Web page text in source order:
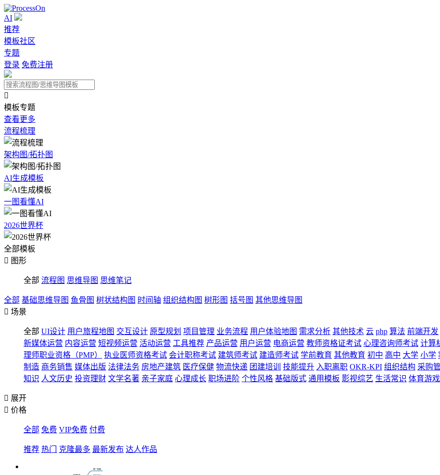
AI
推荐
模板社区
专题
登录 免费注册

模板专题
查看更多
流程梳理
架构图/拓扑图
AI生成模板
一图看懂AI
2026世界杯
全部模板
 图形
全部 流程图 思维导图 思维笔记
全部 基础思维导图 鱼骨图 树状结构图 时间轴 组织结构图 树形图 括号图 其他思维导图
 场景
全部 UI设计 用户旅程地图 交互设计 原型规划 项目管理 业务流程 用户体验地图 需求分析 其他技术 云 php 算法 前端开发
新媒体运营 内容运营 短视频运营 活动运营 工具推荐 产品运营 用户运营 电商运营 教师资格证考试 心理咨询师考试 计算
理师职业资格（PMP）
执业医师资格考试 会计职称考试 建筑师考试 建造师考试 学前教育 其他教育 初中 高中 大学 小学
制造 商务销售 媒体出版 法律法务 房地产建筑 医疗保健 物流快递 团建培训 技能提升 入职离职 OKR-KPI 组织结构 采购
知识 人文历史 投资理财 文学名著 亲子家庭 心理成长 职场进阶 个性风格 基础版式 通用模板 影视综艺 生活常识 体育游戏
 展开
 价格
全部 免费 VIP免费 付费
推荐 热门 克隆最多 最新发布 达人作品